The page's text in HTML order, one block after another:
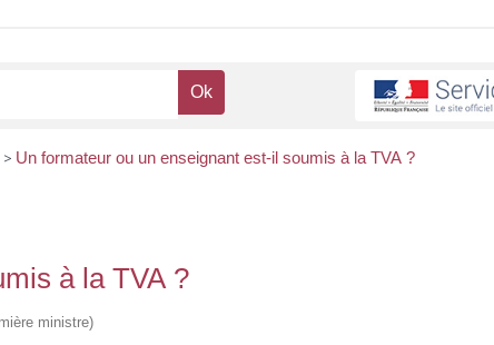
> Un formateur ou un enseignant est-il soumis à la TVA ?
à la TVA ?
ministre)